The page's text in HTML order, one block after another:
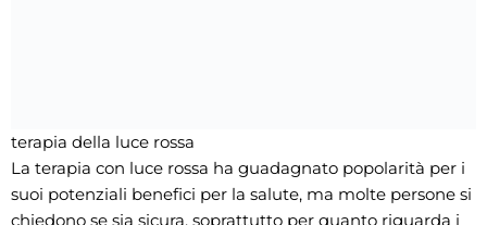
terapia della luce rossa
La terapia con luce rossa ha guadagnato popolarità per i
suoi potenziali benefici per la salute, ma molte persone si
chiedono se sia sicura, soprattutto per quanto riguarda i